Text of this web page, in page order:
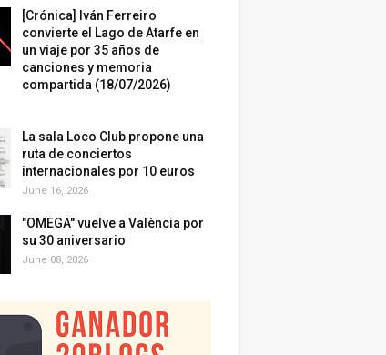
[Crónica] Iván Ferreiro
convierte el Lago de Atarfe en
un viaje por 35 años de
canciones y memoria
compartida (18/07/2026)
La sala Loco Club propone una
ruta de conciertos
internacionales por 10 euros
June 16, 2026
"OMEGA" vuelve a València por
su 30 aniversario
June 08, 2026